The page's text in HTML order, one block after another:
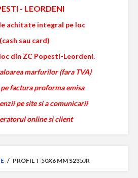
- LEORDENI
achitate integral pe loc
(cash sau card)
din ZC Popesti-Leordeni.
marfurilor (fara TVA)
pe factura proforma emisa
pe site si a comunicarii
online si client
/ PROFIL T 50X6 MM S235JR